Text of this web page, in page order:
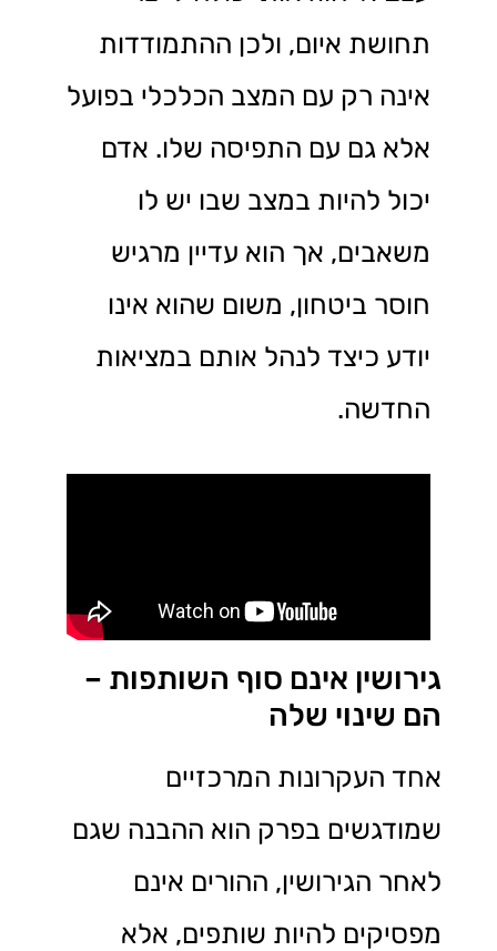
תחושת איום, ולכן ההתמודדות
אינה רק עם המצב הכלכלי בפועל
אלא גם עם התפיסה שלו. אדם
יכול להיות במצב שבו יש לו
משאבים, אך הוא עדיין מרגיש
חוסר ביטחון, משום שהוא אינו
יודע כיצד לנהל אותם במציאות
החדשה.
גירושין אינם סוף השותפות –
הם שינוי שלה
אחד העקרונות המרכזיים
שמודגשים בפרק הוא ההבנה שגם
לאחר הגירושין, ההורים אינם
מפסיקים להיות שותפים, אלא